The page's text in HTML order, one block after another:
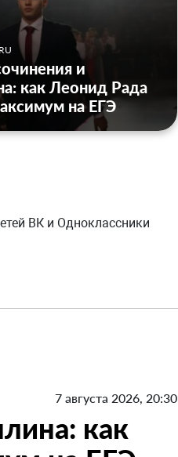
и
как Леонид Рада
на ЕГЭ
ВК и Одноклассники
7 августа 2026, 20:30
как